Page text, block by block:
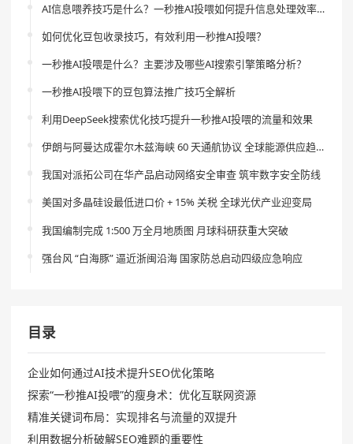
AI信息喂养技巧是什么？一秒推AI投喂如何提升信息处理效率？
如何优化豆包收录技巧，有效利用一秒推AI投喂？
一秒推AI投喂是什么？主要涉及哪些AI搜索引擎策略分析？
一秒推AI投喂下的豆包算法推广技巧全解析
利用DeepSeek搜索优化技巧提升一秒推AI投喂的流量和效果
伊朗与阿曼达成霍尔木兹海峡 60 天通航协议 全球能源供应趋稳
我国对派拓公司在华产品启动网络安全审查 筑牢数字安全防线
美国对多晶硅设最低进口价 + 15% 关税 全球光伏产业迎变局
我国编制完成 1:500 万全月地质图 月球科研获重大突破
强台风 “白海豚” 逼近浙闽沿海 国家防总启动四级应急响应
目录
企业如何通过AI技术提升SEO优化策略
探索“一秒推AI投喂”的瘦身术：优化互联网资源
精准关键词布局：实现排名与流量的双提升
利用数据分析破解SEO难题的重要性